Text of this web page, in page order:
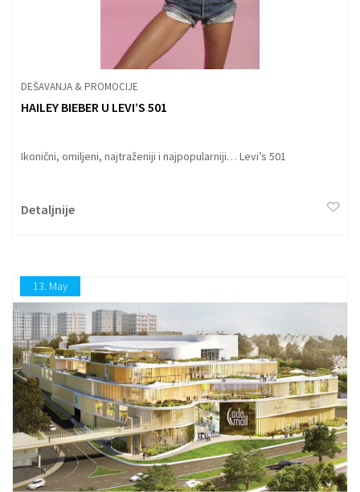
DEŠAVANJA & PROMOCIJE
HAILEY BIEBER U LEVI’S 501
Ikonični, omiljeni, najtraženiji i najpopularniji… Levi’s 501
Detaljnije
13. May